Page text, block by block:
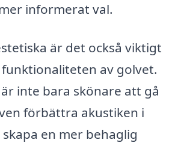
informerat val.
är det också viktigt
av golvet.
inte bara skönare att gå
förbättra akustiken i
en mer behaglig